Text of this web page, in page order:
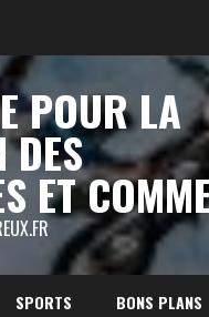
POUR LA
DES
ET
SPORTS BONS PLANS